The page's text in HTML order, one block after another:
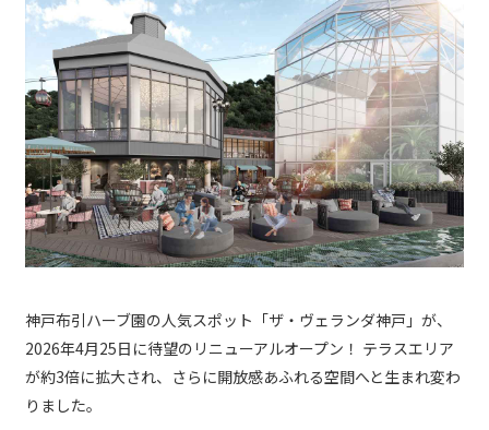
神戸布引ハーブ園の人気スポット「ザ・ヴェランダ神戸」が、
2026年4月25日に待望のリニューアルオープン！ テラスエリア
が約3倍に拡大され、さらに開放感あふれる空間へと生まれ変わ
りました。